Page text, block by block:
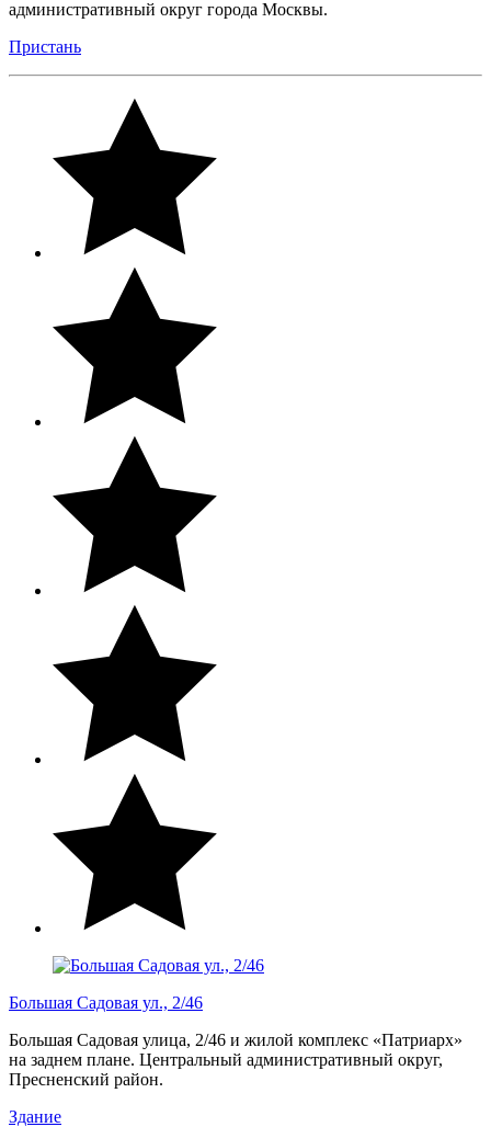
административный округ города Москвы.
Пристань
Большая Садовая ул., 2/46
Большая Садовая улица, 2/46 и жилой комплекс «Патриарх»
на заднем плане. Центральный административный округ,
Пресненский район.
Здание